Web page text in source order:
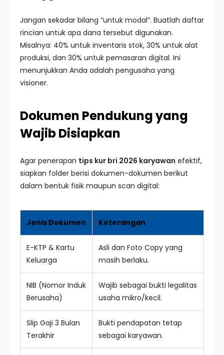
Jangan sekadar bilang “untuk modal”. Buatlah daftar
rincian untuk apa dana tersebut digunakan.
Misalnya: 40% untuk inventaris stok, 30% untuk alat
produksi, dan 30% untuk pemasaran digital. Ini
menunjukkan Anda adalah pengusaha yang
visioner.
Dokumen Pendukung yang
Wajib Disiapkan
Agar penerapan tips kur bri 2026 karyawan efektif,
siapkan folder berisi dokumen-dokumen berikut
dalam bentuk fisik maupun scan digital:
Jenis Dokumen Keterangan
E-KTP & Kartu
Keluarga
Asli dan Foto Copy yang
masih berlaku.
NIB (Nomor Induk
Berusaha)
Wajib sebagai bukti legalitas
usaha mikro/kecil.
Slip Gaji 3 Bulan
Terakhir
Bukti pendapatan tetap
sebagai karyawan.